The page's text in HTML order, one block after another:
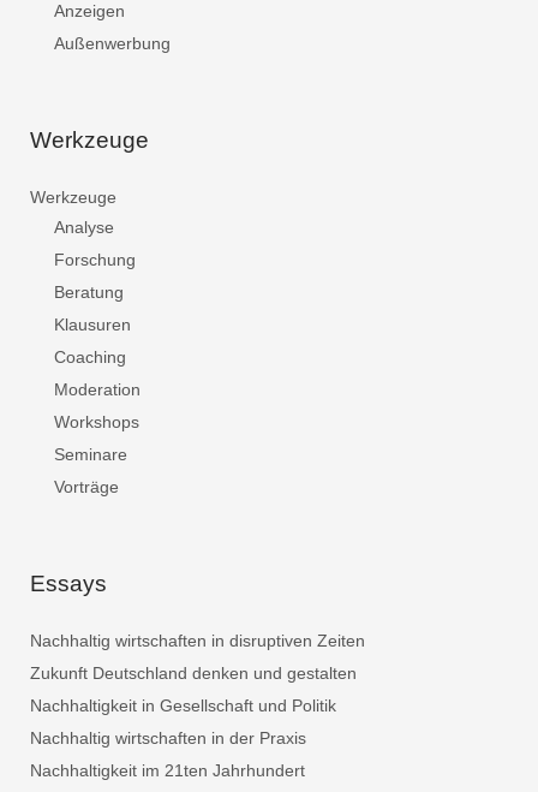
Anzeigen
Außenwerbung
Werkzeuge
Werkzeuge
Analyse
Forschung
Beratung
Klausuren
Coaching
Moderation
Workshops
Seminare
Vorträge
Essays
Nachhaltig wirtschaften in disruptiven Zeiten
Zukunft Deutschland denken und gestalten
Nachhaltigkeit in Gesellschaft und Politik
Nachhaltig wirtschaften in der Praxis
Nachhaltigkeit im 21ten Jahrhundert